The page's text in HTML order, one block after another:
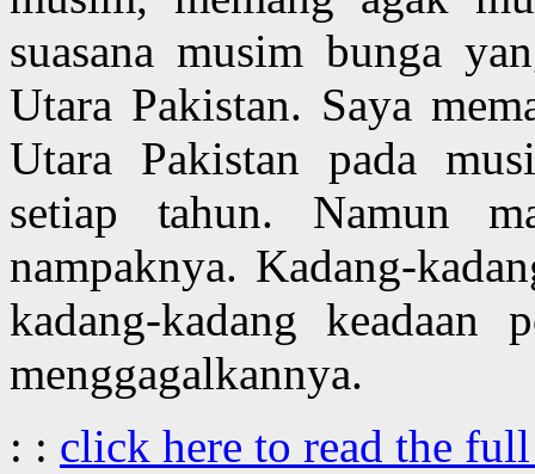
suasana musim bunga
Utara Pakistan. Saya
Utara Pakistan pada
setiap tahun. Namun
nampaknya. Kadang-
kadang-kadang
menggagalkannya.
: : click here to read the